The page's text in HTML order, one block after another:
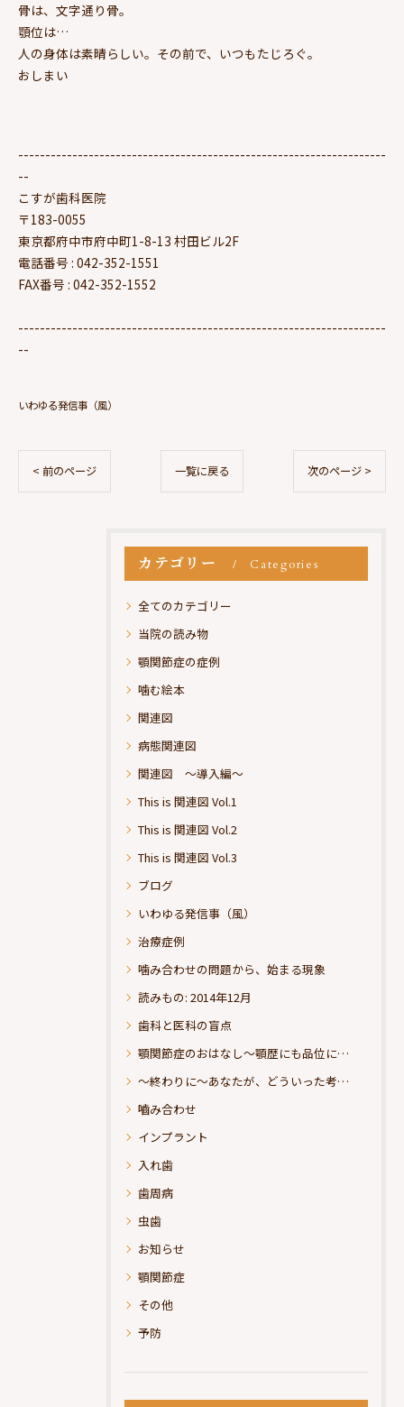
骨は、文字通り骨。
顎位は…
人の身体は素晴らしい。その前で、いつもたじろぐ。
おしまい
--------------------------------------------------------------------
--
こすが歯科医院
〒183-0055
東京都府中市府中町1-8-13 村田ビル2F
電話番号 : 042-352-1551
FAX番号 : 042-352-1552
--------------------------------------------------------------------
--
いわゆる発信事（風）
< 前のページ 一覧に戻る 次のページ >
カテゴリー Categories
全てのカテゴリー
当院の読み物
顎関節症の症例
噛む絵本
関連図
病態関連図
関連図 ～導入編～
This is 関連図 Vol.1
This is 関連図 Vol.2
This is 関連図 Vol.3
ブログ
いわゆる発信事（風）
治療症例
噛み合わせの問題から、始まる現象
読みもの: 2014年12月
歯科と医科の盲点
顎関節症のおはなし～顎歴にも品位にこだわりたい
～終わりに～あなたが、どういった考えの治療をお求めになられるのか？
嚙み合わせ
インプラント
入れ歯
歯周病
虫歯
お知らせ
顎関節症
その他
予防